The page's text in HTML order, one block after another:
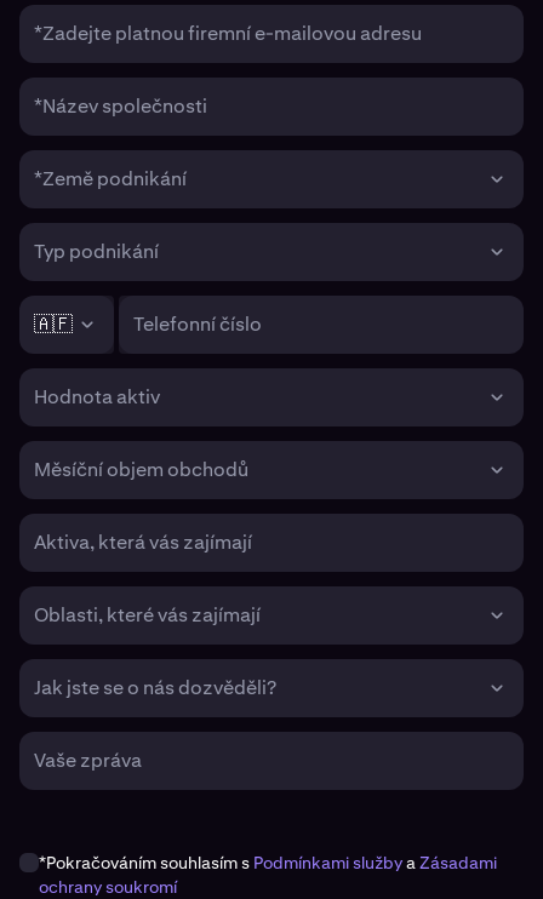
*Zadejte platnou firemní e-mailovou adresu
*Název společnosti
*Země podnikání
Typ podnikání
🇦🇫 Telefonní číslo
Hodnota aktiv
Měsíční objem obchodů
Aktiva, která vás zajímají
Oblasti, které vás zajímají
Jak jste se o nás dozvěděli?
Vaše zpráva
*Pokračováním souhlasím s Podmínkami službyaZásadami
ochrany soukromí